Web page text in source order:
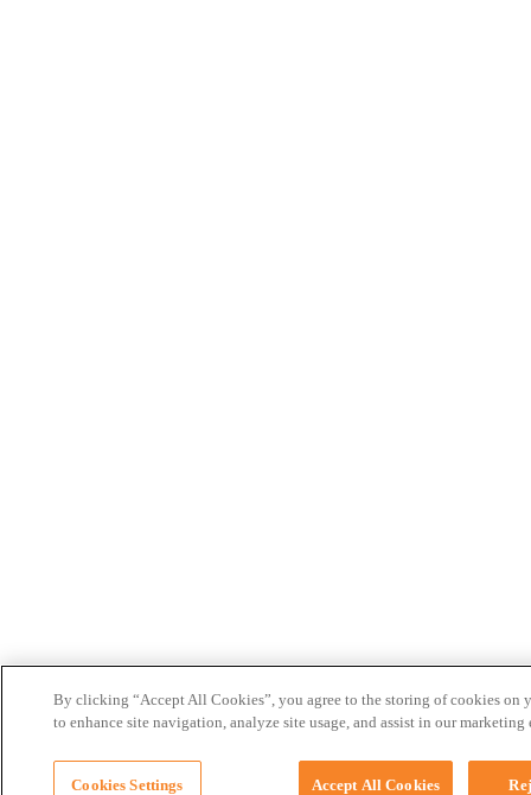
By clicking “Accept All Cookies”, you agree to the storing of cookies on
to enhance site navigation, analyze site usage, and assist in our marketing
Cookies Settings Accept All Cookies